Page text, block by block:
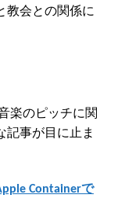
教会との関係に
楽のピッチに関
記事が目に止ま
Containerで